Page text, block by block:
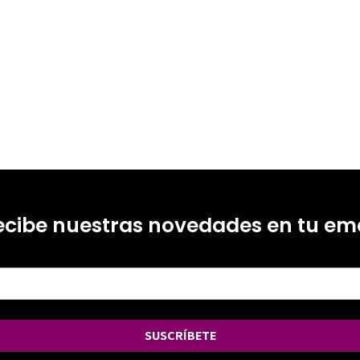
nuestras novedades en tu
SUSCRÍBETE